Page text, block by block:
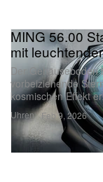
Uhren
MING 56.00
mit
Der Gehäuseboden
vorbeiziehende
kosmischen Effekt
Feb 9, 2026